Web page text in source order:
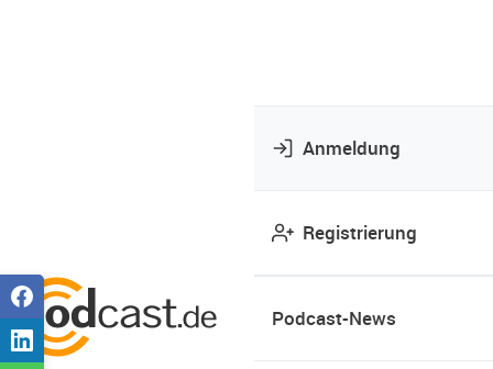
Anmeldung
Registrierung
Podcast-News